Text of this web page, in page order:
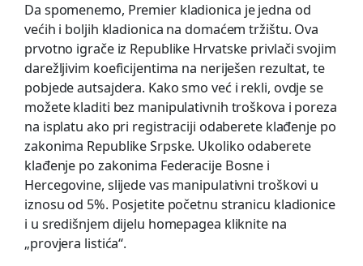
Da spomenemo, Premier kladionica je jedna od
većih i boljih kladionica na domaćem tržištu. Ova
prvotno igrače iz Republike Hrvatske privlači svojim
darežljivim koeficijentima na neriješen rezultat, te
pobjede autsajdera. Kako smo već i rekli, ovdje se
možete kladiti bez manipulativnih troškova i poreza
na isplatu ako pri registraciji odaberete klađenje po
zakonima Republike Srpske. Ukoliko odaberete
klađenje po zakonima Federacije Bosne i
Hercegovine, slijede vas manipulativni troškovi u
iznosu od 5%. Posjetite početnu stranicu kladionice
i u središnjem dijelu homepagea kliknite na
„provjera listića“.